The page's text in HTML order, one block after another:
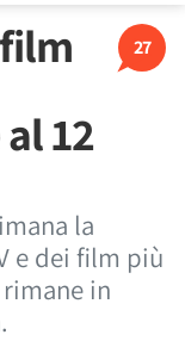
27
12
la
e dei film più
in